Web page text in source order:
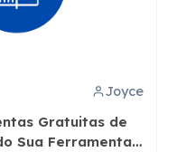
Joyce
Gratuitas de
Sua Ferramenta